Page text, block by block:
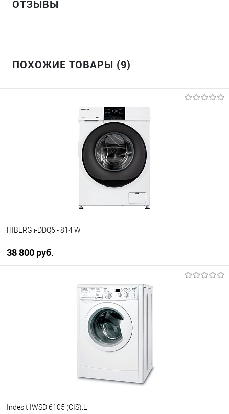
ОТЗЫВЫ
ПОХОЖИЕ ТОВАРЫ (9)
HIBERG i-DDQ6 - 814 W
38 800 руб.
Indesit IWSD 6105 (CIS).L